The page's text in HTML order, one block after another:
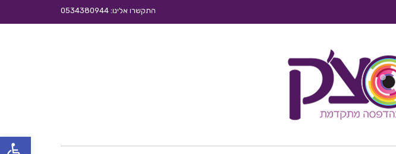
פתח
התקשרו אלינו: 0534380944